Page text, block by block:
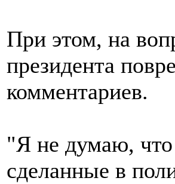
При этом, на
президента
комментариев.
"Я не думаю, что
сделанные в